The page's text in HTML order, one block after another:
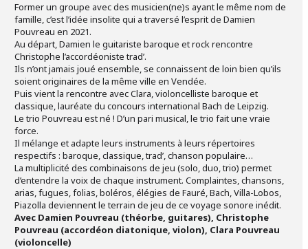
Former un groupe avec des musicien(ne)s ayant le même nom de
famille, c’est l’idée insolite qui a traversé l’esprit de Damien
Pouvreau en 2021.
Au départ, Damien le guitariste baroque et rock rencontre
Christophe l’accordéoniste trad’.
Ils n’ont jamais joué ensemble, se connaissent de loin bien qu’ils
soient originaires de la même ville en Vendée.
Puis vient la rencontre avec Clara, violoncelliste baroque et
classique, lauréate du concours international Bach de Leipzig.
Le trio Pouvreau est né ! D’un pari musical, le trio fait une vraie
force.
Il mélange et adapte leurs instruments à leurs répertoires
respectifs : baroque, classique, trad’, chanson populaire…
La multiplicité des combinaisons de jeu (solo, duo, trio) permet
d’entendre la voix de chaque instrument. Complaintes, chansons,
arias, fugues, folias, boléros, élégies de Fauré, Bach, Villa-Lobos,
Piazolla deviennent le terrain de jeu de ce voyage sonore inédit.
Avec Damien Pouvreau (théorbe, guitares), Christophe
Pouvreau (accordéon diatonique, violon), Clara Pouvreau
(violoncelle)